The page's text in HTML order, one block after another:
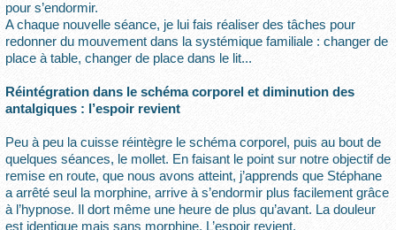
pour s’endormir.
A chaque nouvelle séance, je lui fais réaliser des tâches pour
redonner du mouvement dans la systémique familiale : changer de
place à table, changer de place dans le lit...
Réintégration dans le schéma corporel et diminution des
antalgiques : l’espoir revient
Peu à peu la cuisse réintègre le schéma corporel, puis au bout de
quelques séances, le mollet. En faisant le point sur notre objectif de
remise en route, que nous avons atteint, j’apprends que Stéphane
a arrêté seul la morphine, arrive à s’endormir plus facilement grâce
à l’hypnose. Il dort même une heure de plus qu’avant. La douleur
est identique mais sans morphine. L’espoir revient.